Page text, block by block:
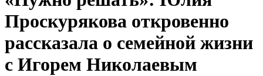
Проскурякова откровенно
рассказала о семейной жизни
с Игорем Николаевым